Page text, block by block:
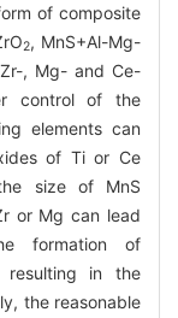
of composite
2, MnS+Al-Mg-
, Mg- and Ce-
control of the
elements can
of Ti or Ce
size of MnS
or Mg can lead
formation of
resulting in the
the reasonable